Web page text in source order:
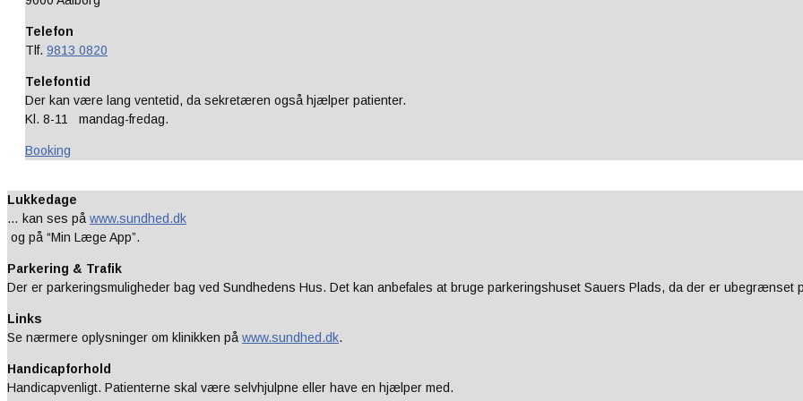
Telefon
Tlf. 9813 0820
Telefontid
Der kan være lang ventetid, da sekretæren også hjælper patienter.
Kl. 8-11 mandag-fredag.
Booking
Lukkedage
… kan ses påwww.sundhed.dk
og på “Min Læge App”.
Parkering & Trafik
Der er parkeringsmuligheder bag ved Sundhedens Hus. Det kan anbefales at bruge parkeringshuset Sauers Plads, da der er ubegrænset
Links
Se nærmere oplysninger om klinikken påwww.sundhed.dk.
Handicapforhold
Handicapvenligt. Patienterne skal være selvhjulpne eller have en hjælper med.